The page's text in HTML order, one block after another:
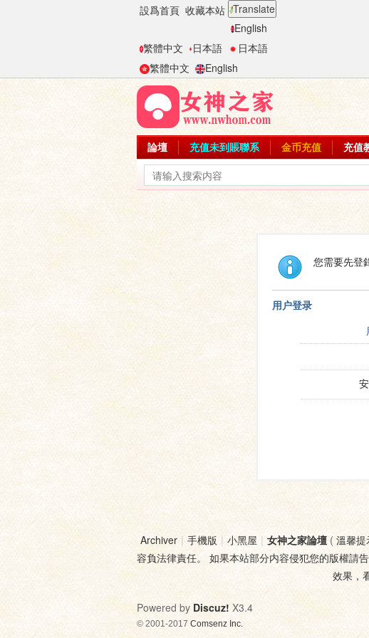
設爲首頁 收藏本站 Translate
English
繁體中文
日本語
日本語
繁體中文
English
論壇 充值未到賬聯系 金币充值 充值
您需要先登
用户登录
Archiver | 手機版 | 小黑屋 | 女神之家論壇( 溫馨提
容負法律責任。 如果本站部分内容侵犯您的版權請
效果，
Powered by Discuz! X3.4
© 2001-2017 Comsenz Inc.